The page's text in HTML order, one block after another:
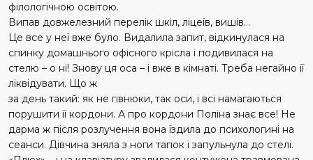
філологічною освітою.
Випав довжелезний перелік шкіл, ліцеїв, вишів…
Це все у неї вже було. Видалила запит, відкинулася на
спинку домашнього офісного крісла і подивилася на
стелю – о ні! Знову ця оса – і вже в кімнаті. Треба негайно її
ліквідувати. Що ж
за день такий: як не гівнюки, так оси, і всі намагаються
порушити її кордони. А про кордони Поліна знає все! Не
дарма ж після розлучення вона їздила до психологині на
сеанси. Дівчина зняла з ноги тапок і запульнула до стелі.